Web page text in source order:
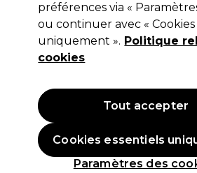
67
9,15 €Hors TVA (TARIF
10,98 €TVA incluse)
OFFRE
préférences via «
ou continuer avec « Cookies
uniquement ». Politique
cookies
Paramètres des
Cookies essentiels
Tout accepter